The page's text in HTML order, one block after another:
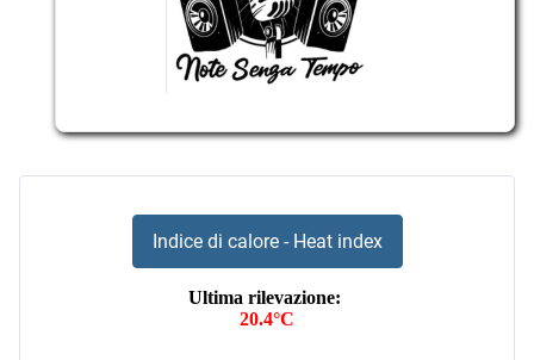
Indice di calore - Heat index